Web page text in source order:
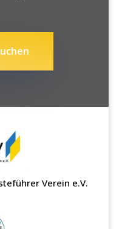
Verein e.V.